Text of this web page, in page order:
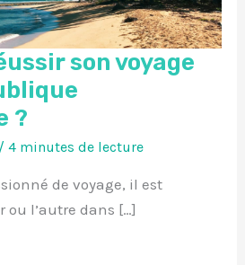
son voyage
?
/4 minutes de lecture
de voyage, il est
ou l’autre dans […]